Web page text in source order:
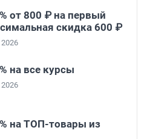
от 800 ₽ на первый
скидка 600 ₽
2026
на все курсы
2026
на ТОП-товары из